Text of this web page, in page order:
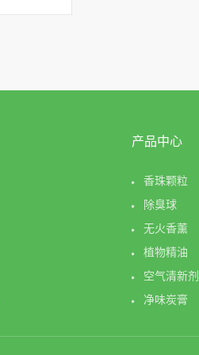
产品中心
香珠颗粒
除臭球
无火香薰
植物精油
空气清新剂
净味炭膏